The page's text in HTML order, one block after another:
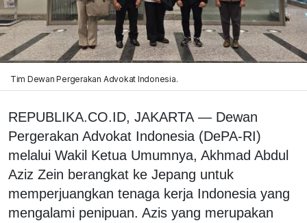
Tim Dewan Pergerakan Advokat Indonesia.
REPUBLIKA.CO.ID, JAKARTA — Dewan
Pergerakan Advokat Indonesia (DePA-RI)
melalui Wakil Ketua Umumnya, Akhmad Abdul
Aziz Zein berangkat ke Jepang untuk
memperjuangkan tenaga kerja Indonesia yang
mengalami penipuan. Azis yang merupakan